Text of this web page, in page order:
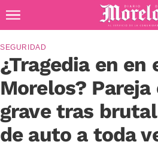
Diario de Morelos
¿Tragedia en en
Morelos?
grave tras
de auto a toda
SEGURIDAD